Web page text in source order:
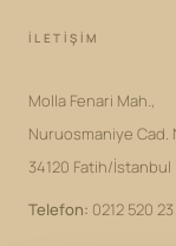
İLETIŞIM
Molla Fenari Mah.,
Nuruosmaniye Cad.
34120 Fatih/İstanbul
Telefon: 0212 520